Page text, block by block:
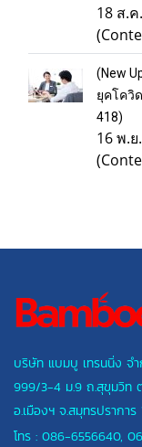
18 ส.
(New
ยุคโควิ
418)
16 พ.
บริษัท แบมบู เทรนนิ่ง จ
999/3-4 ม.9 ถ.สุขุมวิท
อ.เมืองฯ จ.สมุทรปราการ
โทร : 086-6556640,